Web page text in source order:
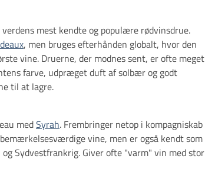
mest kendte og populære rødvinsdrue.
, men bruges efterhånden globalt, hvor den
vine. Druerne, der modnes sent, er ofte meget
farve, udpræget duft af solbær og godt
til at lagre.
medSyrah. Frembringer netop i kompagniskab
bemærkelsesværdige vine, men er også kendt som
Sydvestfrankrig. Giver ofte "varm" vin med stor